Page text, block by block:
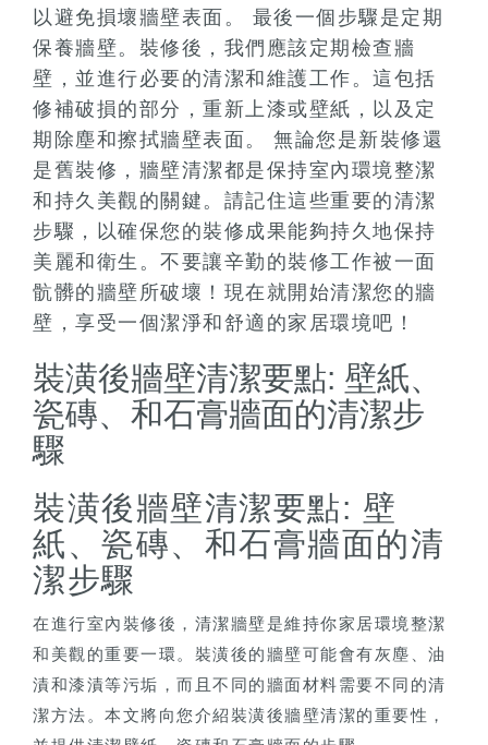
以避免損壞牆壁表面。 最後一個步驟是定期
保養牆壁。裝修後，我們應該定期檢查牆
壁，並進行必要的清潔和維護工作。這包括
修補破損的部分，重新上漆或壁紙，以及定
期除塵和擦拭牆壁表面。 無論您是新裝修還
是舊裝修，牆壁清潔都是保持室內環境整潔
和持久美觀的關鍵。請記住這些重要的清潔
步驟，以確保您的裝修成果能夠持久地保持
美麗和衛生。不要讓辛勤的裝修工作被一面
骯髒的牆壁所破壞！現在就開始清潔您的牆
壁，享受一個潔淨和舒適的家居環境吧！
裝潢後牆壁清潔要點: 壁紙、
瓷磚、和石膏牆面的清潔步
驟
裝潢後牆壁清潔要點: 壁
紙、瓷磚、和石膏牆面的清
潔步驟
在進行室內裝修後，清潔牆壁是維持你家居環境整潔
和美觀的重要一環。裝潢後的牆壁可能會有灰塵、油
漬和漆漬等污垢，而且不同的牆面材料需要不同的清
潔方法。本文將向您介紹裝潢後牆壁清潔的重要性，